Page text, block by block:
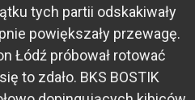
tych partii odskakiwały
powiększały przewagę.
Łódź próbował rotować
to zdało. BKS BOSTIK